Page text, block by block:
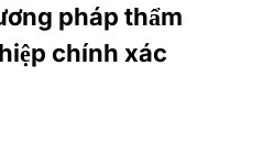
pháp thẩm
chính xác